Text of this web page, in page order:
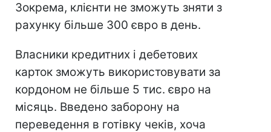
Зокрема, клієнти не зможуть зняти з
рахунку більше 300 євро в день.
Власники кредитних і дебетових
карток зможуть використовувати за
кордоном не більше 5 тис. євро на
місяць. Введено заборону на
переведення в готівку чеків, хоча